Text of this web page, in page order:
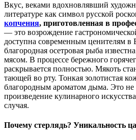
Вкус, веками вдохновлявший
литературе как символ русской
копчения, приготовленная в
— это возрождение
доступна современным ценителям в
благородная осетровая рыба
мясом. В процессе бережного
раскрывается полностью. Мякоть
тающей во рту. Тонкая золотистая
благородным ароматом дыма. Это не
произведение кулинарного
случая.
Почему стерлядь? Уникальность